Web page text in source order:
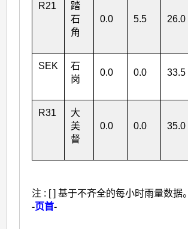
R21
踏
石
角
0.0 5.5 26.0
SEK
石
岗
0.0 0.0 33.5
R31
大
美
督
0.0 0.0 35.0
注 : [ ] 基于不齐全的每小时雨量数据。
-页首-